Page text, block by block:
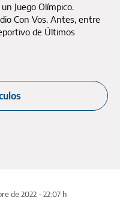
Juego Olímpico.
Con Vos. Antes, entre
de Últimos
de 2022 - 22:07 h